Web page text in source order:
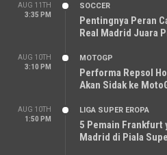
AUG 11TH
3:35 PM
SOCCER
Pentingnya Peran
Real Madrid Juara
AUG 10TH
3:10 PM
MOTOGP
Performa Repsol
Akan Sidak ke
AUG 10TH
1:50 PM
LIGA SUPER EROPA
5 Pemain Frankfurt
Madrid di Piala